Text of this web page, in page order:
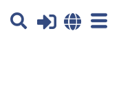
tájékoztatás itt: